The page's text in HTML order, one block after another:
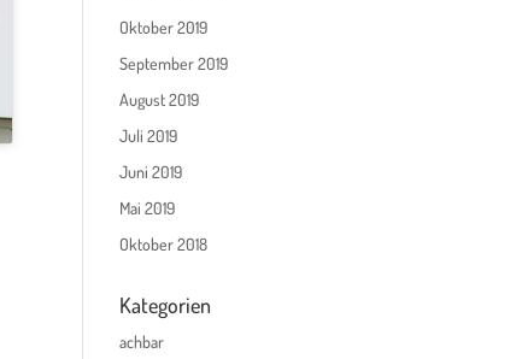
Oktober 2019
September 2019
August 2019
Juli 2019
Juni 2019
Mai 2019
Oktober 2018
Kategorien
achbar